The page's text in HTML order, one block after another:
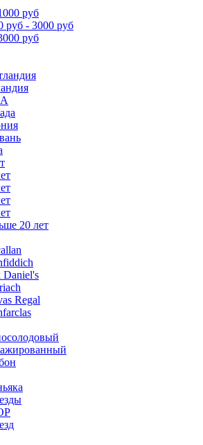
руб
руб - 3000 руб
руб
20 лет
Daniel's
Regal